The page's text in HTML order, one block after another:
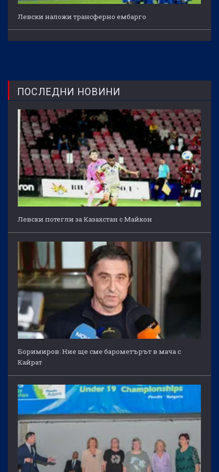
Левски наложи трансферно ембарго
ПОСЛЕДНИ НОВИНИ
Левски потегли за Казахстан с Майкон
Боримиров: Ние ще сме барометърът в мача с
Кайрат